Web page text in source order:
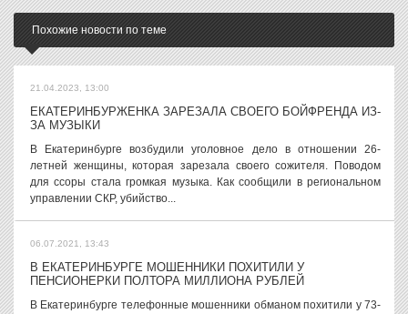
Похожие новости по теме
21.04.2023, 13:00
ЕКАТЕРИНБУРЖЕНКА ЗАРЕЗАЛА СВОЕГО БОЙФРЕНДА ИЗ-
ЗА МУЗЫКИ
В Екатеринбурге возбудили уголовное дело в отношении 26-
летней женщины, которая зарезала своего сожителя. Поводом
для ссоры стала громкая музыка. Как сообщили в региональном
управлении СКР, убийство...
06.07.2021, 13:43
В ЕКАТЕРИНБУРГЕ МОШЕННИКИ ПОХИТИЛИ У
ПЕНСИОНЕРКИ ПОЛТОРА МИЛЛИОНА РУБЛЕЙ
В Екатеринбурге телефонные мошенники обманом похитили у 73-